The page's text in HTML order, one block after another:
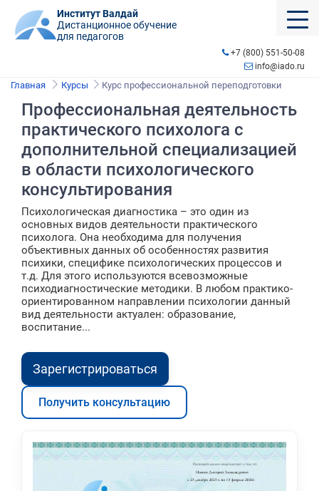
Институт Валдай
Дистанционное обучение
для педагогов
+7 (800) 551-50-08
info@iado.ru
Главная Курсы Курс профессиональной переподготовки
Профессиональная деятельность
практического психолога с
дополнительной специализацией
в области психологического
консультирования
Психологическая диагностика – это один из
основных видов деятельности практического
психолога. Она необходима для получения
объективных данных об особенностях развития
психики, специфике психологических процессов и
т.д. Для этого используются всевозможные
психодиагностические методики. В любом практико-
ориентированном направлении психологии данный
вид деятельности актуален: образование,
воспитание...
Зарегистрироваться
Получить консультацию